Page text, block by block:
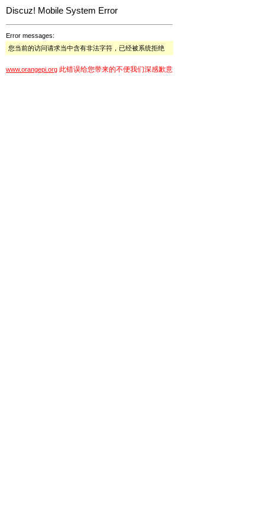
Discuz! Mobile System Error
Error messages:
您当前的访问请求当中含有非法字符，已经被系统拒绝
www.orangepi.org 此错误给您带来的不便我们深感歉意